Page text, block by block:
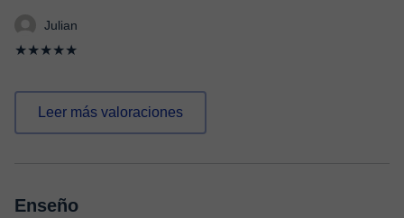
Julian
★★★★★
Leer más valoraciones
Enseño